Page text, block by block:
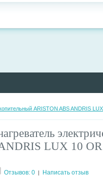
ARISTON ABS ANDRIS
LUX 10 OR
Отзывов: 0 |
Написать отзыв